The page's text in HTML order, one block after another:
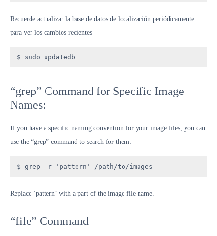
Recuerde actualizar la base de datos de localización periódicamente
para ver los cambios recientes:
$ sudo updatedb
“grep” Command for Specific Image
Names:
If you have a specific naming convention for your image files, you can
use the “grep” command to search for them:
$ grep -r 'pattern' /path/to/images
Replace ‘pattern’ with a part of the image file name.
“file” Command